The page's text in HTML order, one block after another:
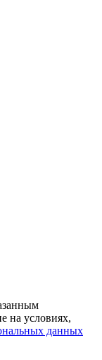
на условиях,
данных